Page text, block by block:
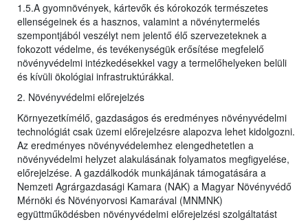
1.5.A gyomnövények, kártevők és kórokozók természetes
ellenségeinek és a hasznos, valamint a növénytermelés
szempontjából veszélyt nem jelentő élő szervezeteknek a
fokozott védelme, és tevékenységük erősítése megfelelő
növényvédelmi intézkedésekkel vagy a termelőhelyeken belüli
és kívüli ökológiai infrastruktúrákkal.
2. Növényvédelmi előrejelzés
Környezetkímélő, gazdaságos és eredményes növényvédelmi
technológiát csak üzemi előrejelzésre alapozva lehet kidolgozni.
Az eredményes növényvédelemhez elengedhetetlen a
növényvédelmi helyzet alakulásának folyamatos megfigyelése,
előrejelzése. A gazdálkodók munkájának támogatására a
Nemzeti Agrárgazdasági Kamara (NAK) a Magyar Növényvédő
Mérnöki és Növényorvosi Kamarával (MNMNK)
együttműködésben növényvédelmi előrejelzési szolgáltatást